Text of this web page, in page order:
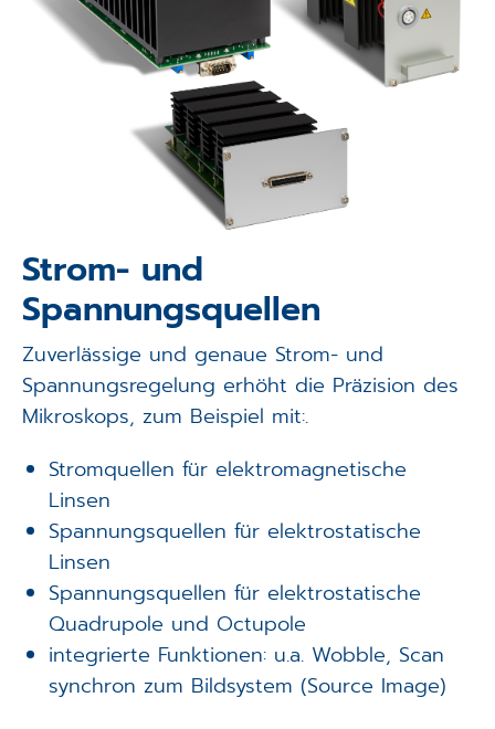
Strom- und
Spannungsquellen
Zuverlässige und genaue Strom- und
Spannungsregelung erhöht die Präzision des
Mikroskops, zum Beispiel mit:.
Stromquellen für elektromagnetische
Linsen
Spannungsquellen für elektrostatische
Linsen
Spannungsquellen für elektrostatische
Quadrupole und Octupole
integrierte Funktionen: u.a. Wobble, Scan
synchron zum Bildsystem (Source Image)